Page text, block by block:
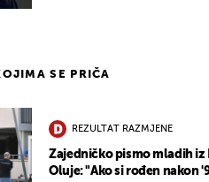
SE PRIČA
REZULTAT RAZMJENE
Zajedničko pismo mladih iz
Oluje: "Ako si rođen nakon